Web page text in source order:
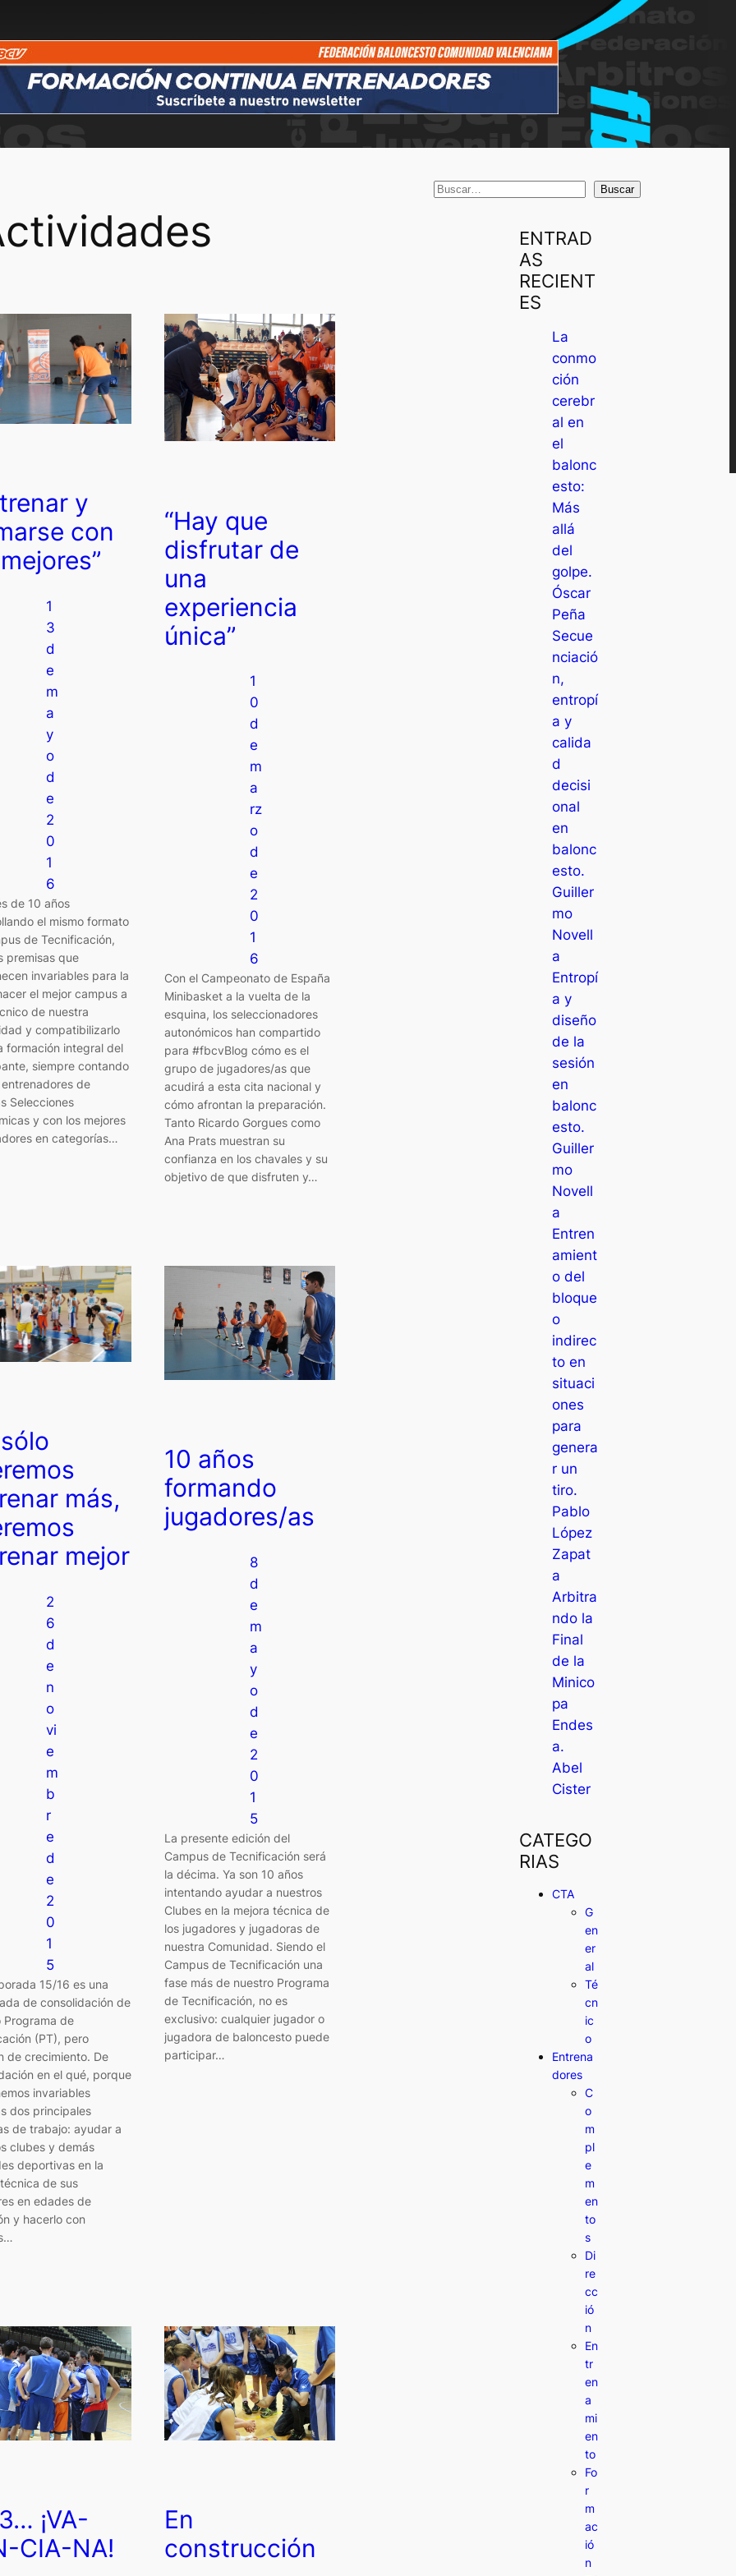
y
con
1
3
d
e
m
a
y
o
d
e
2
0
1
6
de 10 años
el mismo formato
de Tecnificación,
premisas que
invariables para la
el mejor campus a
de nuestra
y compatibilizarlo
formación integral del
siempre contando
de
Selecciones
y con los mejores
en categorías…
“Hay que
disfrutar de
una
experiencia
única”
1
0
d
e
m
a
rz
o
d
e
2
0
1
6
Con el Campeonato de España
Minibasket a la vuelta de la
esquina, los seleccionadores
autonómicos han compartido
para #fbcvBlog cómo es el
grupo de jugadores/as que
acudirá a esta cita nacional y
cómo afrontan la preparación.
Tanto Ricardo Gorgues como
Ana Prats muestran su
confianza en los chavales y su
objetivo de que disfruten y…
más,
mejor
2
6
d
e
n
o
vi
e
m
b
r
e
d
e
2
0
1
5
15/16 es una
de consolidación de
Programa de
(PT), pero
de crecimiento. De
en el qué, porque
invariables
dos principales
de trabajo: ayudar a
clubes y demás
deportivas en la
de sus
en edades de
y hacerlo con
10 años
formando
jugadores/as
8
d
e
m
a
y
o
d
e
2
0
1
5
La presente edición del
Campus de Tecnificación será
la décima. Ya son 10 años
intentando ayudar a nuestros
Clubes en la mejora técnica de
los jugadores y jugadoras de
nuestra Comunidad. Siendo el
Campus de Tecnificación una
fase más de nuestro Programa
de Tecnificación, no es
exclusivo: cualquier jugador o
jugadora de baloncesto puede
participar…
¡VA-
CIA-NA!
En
construcción
B
Buscar
ENTRAD
AS
RECIENT
ES
La
conmo
ción
cerebr
al en
el
balonc
esto:
Más
allá
del
golpe.
Óscar
Peña
Secue
nciació
n,
entropí
a y
calida
d
decisi
onal
en
balonc
esto.
Guiller
mo
Novell
a
Entropí
a y
diseño
de la
sesión
en
balonc
esto.
Guiller
mo
Novell
a
Entren
amient
o del
bloque
o
indirec
to en
situaci
ones
para
genera
r un
tiro.
Pablo
López
Zapat
a
Arbitra
ndo la
Final
de la
Minico
pa
Endes
a.
Abel
Cister
CATEGO
RIAS
CTA
G
en
er
al
Té
cn
ic
o
Entrena
dores
C
o
m
pl
e
m
en
to
s
Di
re
cc
ió
n
En
tr
en
a
mi
en
to
Fo
r
m
ac
ió
n